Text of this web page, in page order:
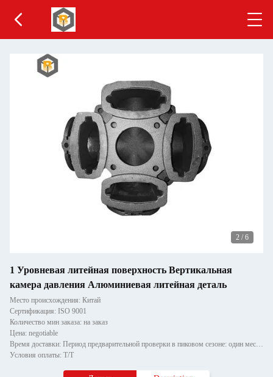
2 / 6
1 Уровневая литейная поверхность Вертикальная
камера давления Алюминиевая литейная деталь
Место происхождения: Китай
Сертификация: ISO 9001
Количество мин заказа: на заказ
Цена: negotiable
Время доставки: Период предварительной проверки в пиковом сезоне: один месяц, вне сезона: в течение 15 рабочих дней
Условия оплаты: T/T